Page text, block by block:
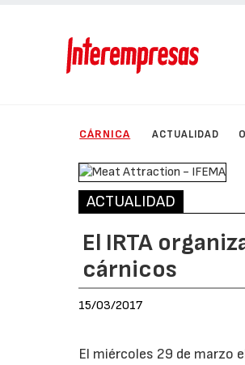
CÁRNICA ACTUALIDAD
ACTUALIDAD
El IRTA
cárnicos
15/03/2017
El miércoles 29 de marzo